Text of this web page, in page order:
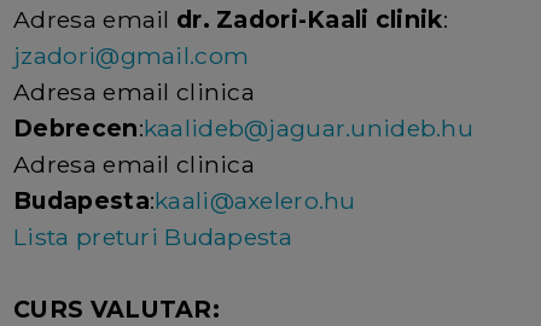
Adresa email dr. Zadori-Kaali clinik:
jzadori@gmail.com
Adresa email clinica
Debrecen:kaalideb@jaguar.unideb.hu
Adresa email clinica
Budapesta:kaali@axelero.hu
Lista preturi Budapesta
CURS VALUTAR: